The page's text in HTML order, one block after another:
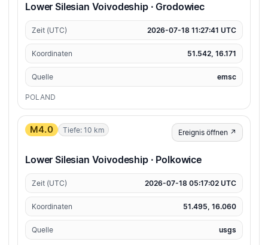
Lower Silesian Voivodeship · Grodowiec
Zeit (UTC) 2026-07-18 11:27:41 UTC
Koordinaten 51.542, 16.171
Quelle emsc
POLAND
M4.0 Tiefe: 10 km Ereignis öffnen ↗
Lower Silesian Voivodeship · Polkowice
Zeit (UTC) 2026-07-18 05:17:02 UTC
Koordinaten 51.495, 16.060
Quelle usgs